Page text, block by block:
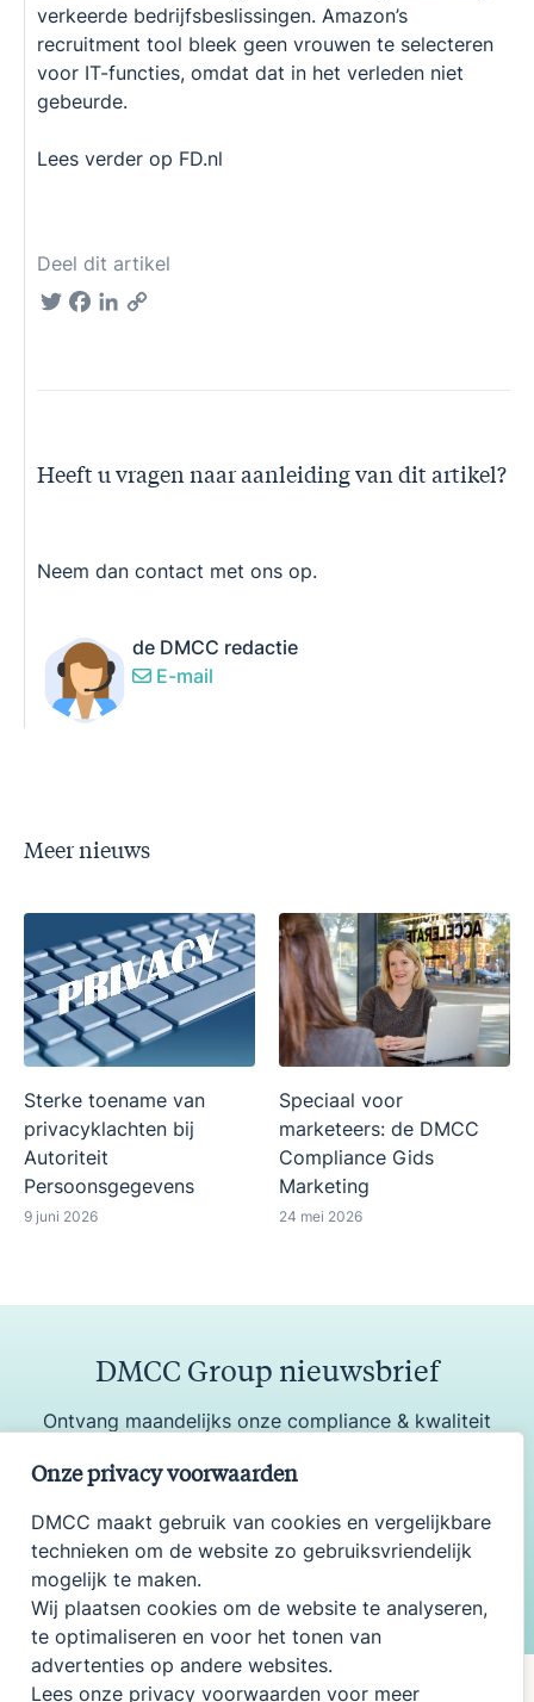
Onze privacy voorwaarden
DMCC maakt gebruik van cookies en vergelijkbare
technieken om de website zo gebruiksvriendelijk
mogelijk te maken.
Wij plaatsen cookies om de website te analyseren,
te optimaliseren en voor het tonen van
advertenties op andere websites.
Lees onze privacy voorwaarden voor meer
verkeerde bedrijfsbeslissingen. Amazon’s
recruitment tool bleek geen vrouwen te selecteren
voor IT-functies, omdat dat in het verleden niet
gebeurde.
Lees verder op FD.nl
Deel dit artikel
TwitterFacebook
LinkedIn
Heeft u vragen naar aanleiding van dit artikel?
Neem dan contact met ons op.
de DMCC redactie
E-mail
Meer nieuws
Sterke toename van
privacyklachten bij
Autoriteit
Persoonsgegevens
9 juni 2026
Speciaal voor
marketeers: de DMCC
Compliance Gids
Marketing
24 mei 2026
DMCC Group nieuwsbrief
Ontvang maandelijks onze compliance & kwaliteit